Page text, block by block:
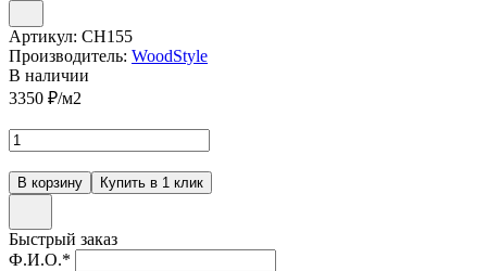
Артикул: CH155
Производитель: WoodStyle
В наличии
3350 ₽/м2
Быстрый заказ
Ф.И.О.*